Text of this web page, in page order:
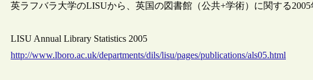
英ラフバラ大学のLISUから、英国の図書館（公共+学術）に関する
LISU Annual Library Statistics 2005
http://www.lboro.ac.uk/departments/dils/lisu/pages/publications/als05.html